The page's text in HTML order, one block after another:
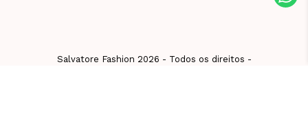
Salvatore Fashion 2026 - Todos os direitos -